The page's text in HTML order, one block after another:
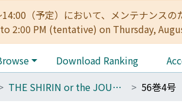
14:00（予定）において、メンテナン
2:00 PM (tentative) on Thursday,
Download Ranking
THE SHIRIN or the JOURNAL OF HISTORY 56巻4号